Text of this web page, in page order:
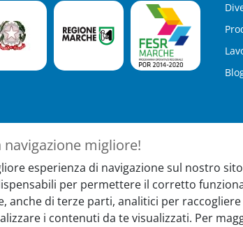
migliore!
esperienza di navigazione sul nostro
per permettere il corretto
anche di terze parti, analitici per
i contenuti da te visualizzati. Per
su eventi, novità e iniziative